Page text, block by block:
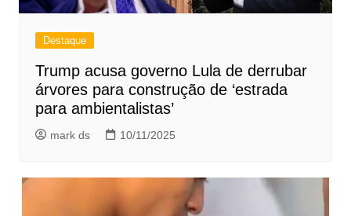
Destaque
Trump acusa governo Lula de derrubar
árvores para construção de ‘estrada
para ambientalistas’
mark ds 10/11/2025